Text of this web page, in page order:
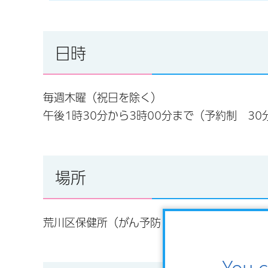
日時
毎週木曜（祝日を除く）
午後1時30分から3時00分まで（予約制 30
場所
荒川区保健所（がん予防・健康づくりセンタ